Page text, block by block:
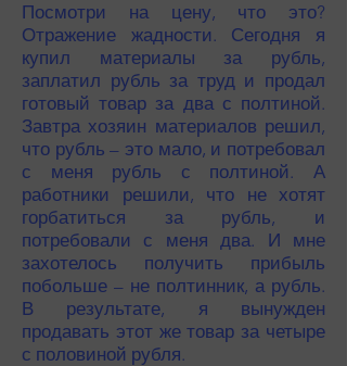
Посмотри на цену, что это?
Отражение жадности. Сегодня я
купил материалы за рубль,
заплатил рубль за труд и продал
готовый товар за два с полтиной.
Завтра хозяин материалов решил,
что рубль – это мало, и потребовал
с меня рубль с полтиной. А
работники решили, что не хотят
горбатиться за рубль, и
потребовали с меня два. И мне
захотелось получить прибыль
побольше – не полтинник, а рубль.
В результате, я вынужден
продавать этот же товар за четыре
с половиной рубля.